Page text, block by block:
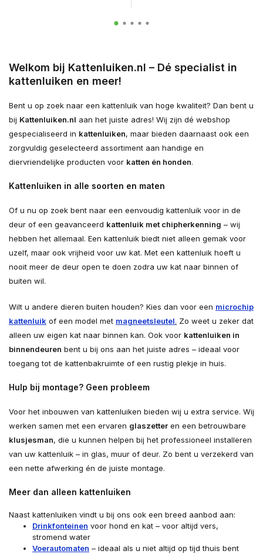
Welkom bij Kattenluiken.nl – Dé specialist in
kattenluiken en meer!
Bent u op zoek naar een kattenluik van hoge kwaliteit? Dan bent u
bij Kattenluiken.nl aan het juiste adres! Wij zijn dé webshop
gespecialiseerd in kattenluiken, maar bieden daarnaast ook een
zorgvuldig geselecteerd assortiment aan handige en
diervriendelijke producten voor katten én honden.
Kattenluiken in alle soorten en maten
Of u nu op zoek bent naar een eenvoudig kattenluik voor in de
deur of een geavanceerd kattenluik met chipherkenning – wij
hebben het allemaal. Een kattenluik biedt niet alleen gemak voor
uzelf, maar ook vrijheid voor uw kat. Met een kattenluik hoeft u
nooit meer de deur open te doen zodra uw kat naar binnen of
buiten wil.
Wilt u andere dieren buiten houden? Kies dan voor een microchip
kattenluik of een model met magneetsleutel. Zo weet u zeker dat
alleen uw eigen kat naar binnen kan. Ook voor kattenluiken in
binnendeuren bent u bij ons aan het juiste adres – ideaal voor
toegang tot de kattenbakruimte of een rustig plekje in huis.
Hulp bij montage? Geen probleem
Voor het inbouwen van kattenluiken bieden wij u extra service. Wij
werken samen met een ervaren glaszetter en een betrouwbare
klusjesman, die u kunnen helpen bij het professioneel installeren
van uw kattenluik – in glas, muur of deur. Zo bent u verzekerd van
een nette afwerking én de juiste montage.
Meer dan alleen kattenluiken
Naast kattenluiken vindt u bij ons ook een breed aanbod aan:
Drinkfonteinen voor hond en kat – voor altijd vers,
stromend water
Voerautomaten – ideaal als u niet altijd op tijd thuis bent